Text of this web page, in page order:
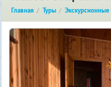
Главная Туры Экскурсионные